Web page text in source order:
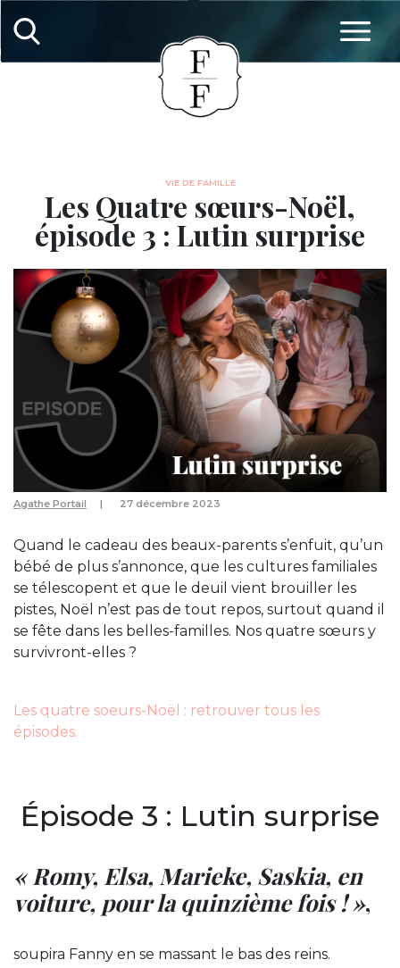
VIE DE FAMILLE
Les Quatre sœurs-Noël,
épisode 3 : Lutin surprise
Agathe Portail 27 décembre 2023
Quand le cadeau des beaux-parents s’enfuit, qu’un
bébé de plus s’annonce, que les cultures familiales
se télescopent et que le deuil vient brouiller les
pistes, Noël n’est pas de tout repos, surtout quand il
se fête dans les belles-familles. Nos quatre sœurs y
survivront-elles ?
Les quatre soeurs-Noël : retrouver tous les
épisodes.
Épisode 3 : Lutin surprise
« Romy, Elsa, Marieke, Saskia, en
voiture, pour la quinzième fois ! »,
soupira Fanny en se massant le bas des reins.